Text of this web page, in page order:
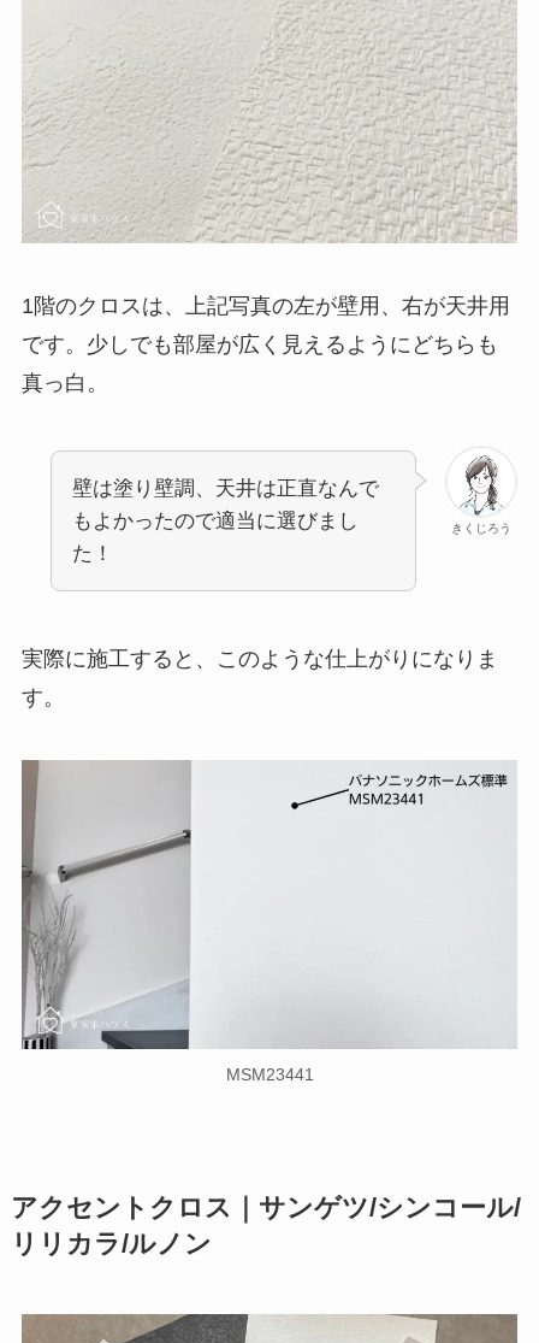
1階のクロスは、上記写真の左が壁用、右が天井用
です。少しでも部屋が広く見えるようにどちらも
真っ白。
きくじろう
壁は塗り壁調、天井は正直なんで
もよかったので適当に選びまし
た！
実際に施工すると、このような仕上がりになりま
す。
MSM23441
アクセントクロス｜サンゲツ/シンコール/
リリカラ/ルノン